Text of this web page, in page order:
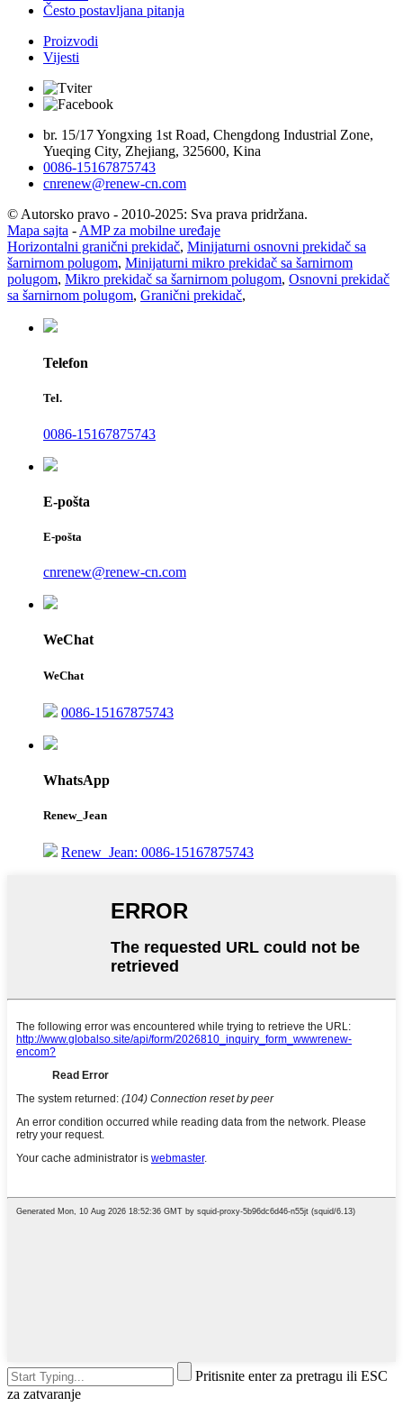
Često postavljana pitanja
Proizvodi
Vijesti
br. 15/17 Yongxing 1st Road, Chengdong Industrial Zone,
Yueqing City, Zhejiang, 325600, Kina
0086-15167875743
cnrenew@renew-cn.com
© Autorsko pravo - 2010-2025: Sva prava pridržana.
Mapa sajta - AMP za mobilne uređaje
Horizontalni granični prekidač, Minijaturni osnovni prekidač sa
šarnirnom polugom, Minijaturni mikro prekidač sa šarnirnom
polugom, Mikro prekidač sa šarnirnom polugom, Osnovni prekidač
sa šarnirnom polugom, Granični prekidač,
Telefon
Tel.
0086-15167875743
E-pošta
E-pošta
cnrenew@renew-cn.com
WeChat
WeChat
0086-15167875743
WhatsApp
Renew_Jean
Renew_Jean: 0086-15167875743
Pritisnite enter za pretragu ili ESC
za zatvaranje